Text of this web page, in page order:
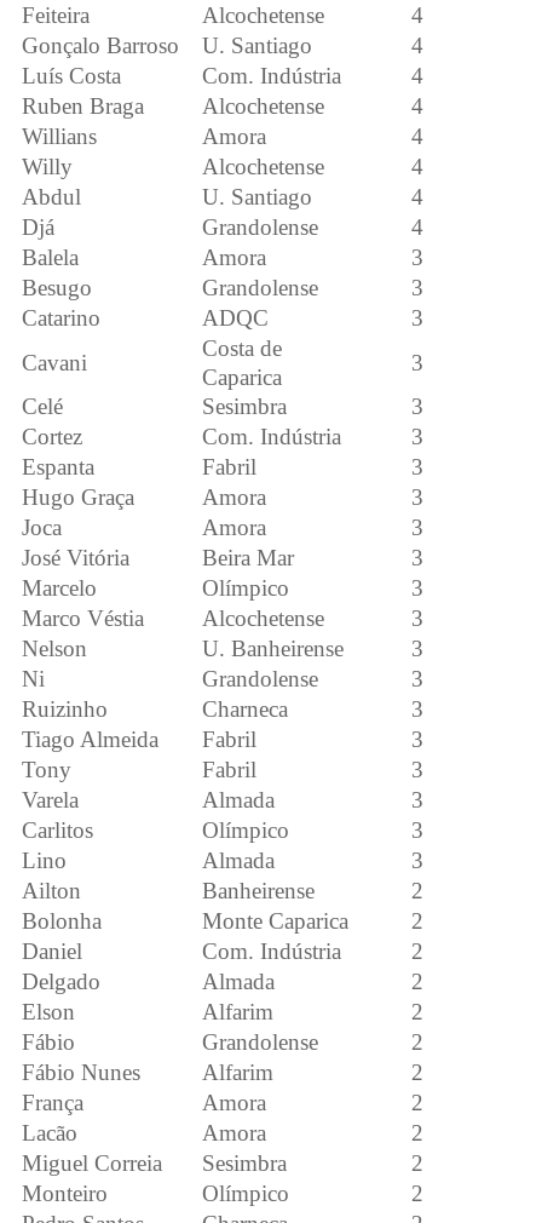
Feiteira
Alcochetense
4
Gonçalo Barroso
U. Santiago
4
Luís Costa
Com. Indústria
4
Ruben Braga
Alcochetense
4
Willians
Amora
4
Willy
Alcochetense
4
Abdul
U. Santiago
4
Djá
Grandolense
4
Balela
Amora
3
Besugo
Grandolense
3
Catarino
ADQC
3
Cavani
Costa de
Caparica
3
Celé
Sesimbra
3
Cortez
Com. Indústria
3
Espanta
Fabril
3
Hugo Graça
Amora
3
Joca
Amora
3
José Vitória
Beira Mar
3
Marcelo
Olímpico
3
Marco Véstia
Alcochetense
3
Nelson
U. Banheirense
3
Ni
Grandolense
3
Ruizinho
Charneca
3
Tiago Almeida
Fabril
3
Tony
Fabril
3
Varela
Almada
3
Carlitos
Olímpico
3
Lino
Almada
3
Ailton
Banheirense
2
Bolonha
Monte Caparica
2
Daniel
Com. Indústria
2
Delgado
Almada
2
Elson
Alfarim
2
Fábio
Grandolense
2
Fábio Nunes
Alfarim
2
França
Amora
2
Lacão
Amora
2
Miguel Correia
Sesimbra
2
Monteiro
Olímpico
2